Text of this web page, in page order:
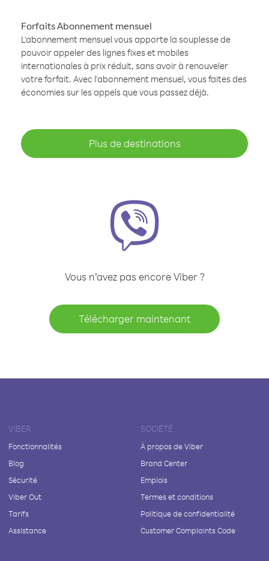
Forfaits Abonnement mensuel
L'abonnement mensuel vous apporte la souplesse de
pouvoir appeler des lignes fixes et mobiles
internationales à prix réduit, sans avoir à renouveler
votre forfait. Avec l'abonnement mensuel, vous faites des
économies sur les appels que vous passez déjà.
Plus de destinations
Vous n’avez pas encore Viber ?
Télécharger maintenant
VIBER
Fonctionnalités
Blog
Sécurité
Viber Out
Tarifs
Assistance
SOCIÉTÉ
À propos de Viber
Brand Center
Emplois
Termes et conditions
Politique de confidentialité
Customer Complaints Code